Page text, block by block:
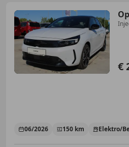
€
06/2026 150 km Elektro/